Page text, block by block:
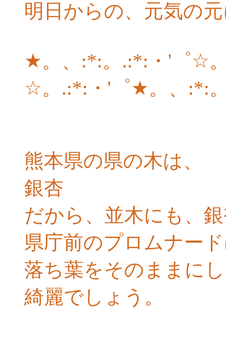
明日からの、元気の
★。、:*:。.:*:・'゜☆
☆。.:*:・'゜★。、:*:
熊本県の県の木は、
銀杏
だから、並木にも、
県庁前のプロムナー
落ち葉をそのままに
綺麗でしょう。